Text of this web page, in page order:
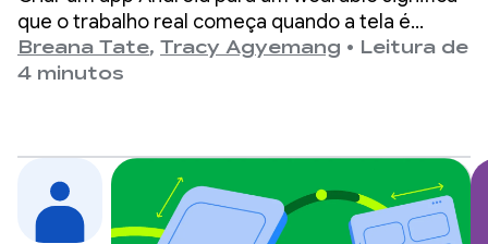
parciais excessivas de
wake lock
que o trabalho real começa quando a tela é
desligada.
Breana Tate, Tracy Agyemang • Leitura de
4 minutos